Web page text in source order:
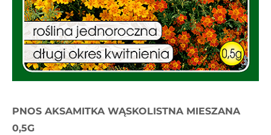
PNOS AKSAMITKA WĄSKOLISTNA MIESZANA
0,5G